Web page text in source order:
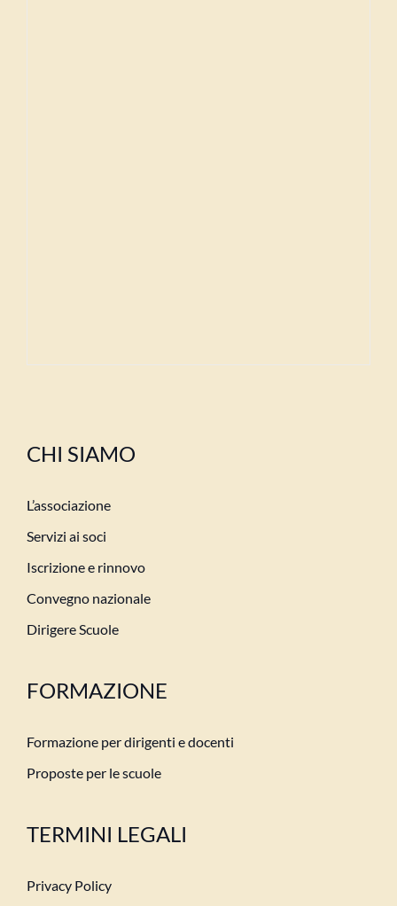
CHI SIAMO
L’associazione
Servizi ai soci
Iscrizione e rinnovo
Convegno nazionale
Dirigere Scuole
FORMAZIONE
Formazione per dirigenti e docenti
Proposte per le scuole
TERMINI LEGALI
Privacy Policy